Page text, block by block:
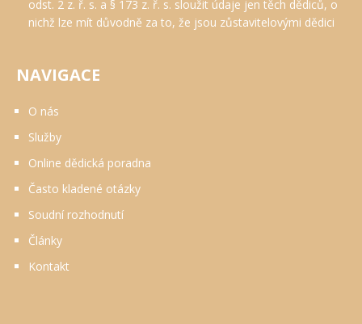
odst. 2 z. ř. s. a § 173 z. ř. s. sloužit údaje jen těch dědiců, o
nichž lze mít důvodně za to, že jsou zůstavitelovými dědici
NAVIGACE
O nás
Služby
Online dědická poradna
Často kladené otázky
Soudní rozhodnutí
Články
Kontakt